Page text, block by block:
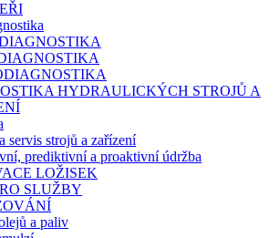
HYDRAULICKÝCH STROJŮ A
servis strojů a zařízení
prediktivní a proaktivní údržba
LOŽISEK
SLUŽBY
a paliv